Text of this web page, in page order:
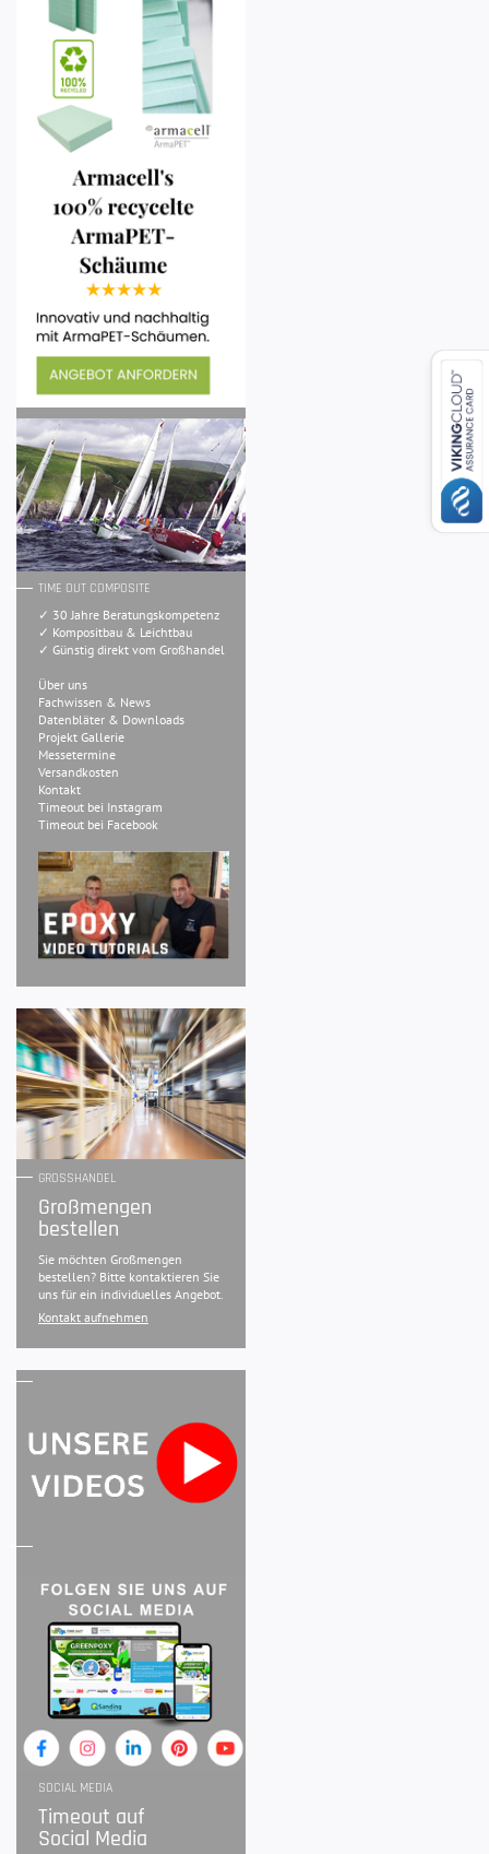
TIME OUT COMPOSITE
✓ 30 Jahre Beratungskompetenz
✓ Kompositbau & Leichtbau
✓ Günstig direkt vom Großhandel
Über uns
Fachwissen & News
Datenbläter & Downloads
Projekt Gallerie
Messetermine
Versandkosten
Kontakt
Timeout bei Instagram
Timeout bei Facebook
GROSSHANDEL
Großmengen
bestellen
Sie möchten Großmengen
bestellen? Bitte kontaktieren Sie
uns für ein individuelles Angebot.
Kontakt aufnehmen
SOCIAL MEDIA
Timeout auf
Social Media